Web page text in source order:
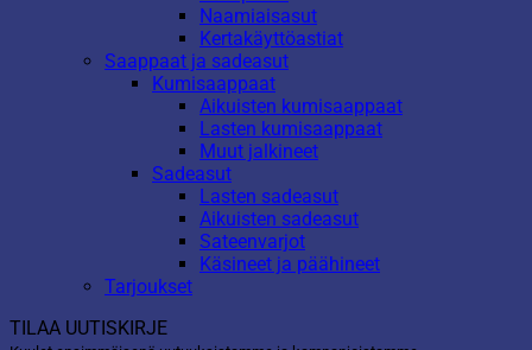
Naamiaisasut
Kertakäyttöastiat
Saappaat ja sadeasut
Kumisaappaat
Aikuisten kumisaappaat
Lasten kumisaappaat
Muut jalkineet
Sadeasut
Lasten sadeasut
Aikuisten sadeasut
Sateenvarjot
Käsineet ja päähineet
Tarjoukset
TILAA UUTISKIRJE